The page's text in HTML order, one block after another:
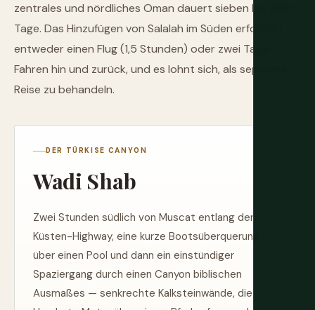
zentrales und nördliches Oman dauert sieben bis zehn
Tage. Das Hinzufügen von Salalah im Süden erfordert
entweder einen Flug (1,5 Stunden) oder zwei Tage
Fahren hin und zurück, und es lohnt sich, als separate
Reise zu behandeln.
DER TÜRKISE CANYON
Wadi Shab
Zwei Stunden südlich von Muscat entlang der
Küsten-Highway, eine kurze Bootsüberquerung
über einen Pool und dann ein einstündiger
Spaziergang durch einen Canyon biblischen
Ausmaßes — senkrechte Kalksteinwände, die